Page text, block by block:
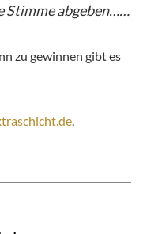
Stimme abgeben……
zu gewinnen gibt es
.